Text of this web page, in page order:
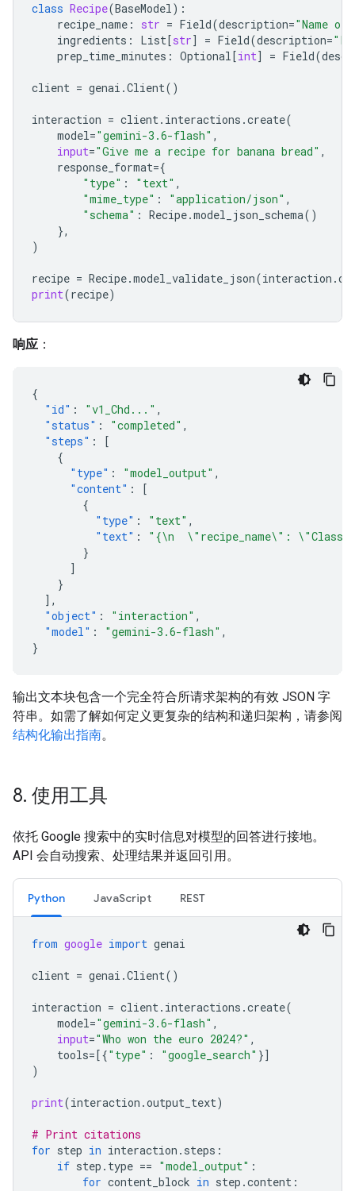
class Recipe(BaseModel):
recipe_name : str = Field(description="Name
ingredients : List[str] = Field(description=
prep_time_minutes : Optional[int] = Field(
client = genai .Client()
interaction = client. interactions .create(
model="gemini-3.6-flash" ,
input="Give me a recipe for banana bread" ,
response_format={
"type" : "text" ,
"mime_type" : "application/json" ,
"schema" : Recipe.model_json_schema()
},
)
recipe = Recipe.model_validate_json(interaction .
print(recipe)
响应 ：
{
"id" : "v1_Chd..." ,
"status" : "completed" ,
"steps" :
[
{
"type" : "model_output" ,
"content" :
[
{
"type" : "text" ,
"text" :
"{\n  \"recipe_name\":
}
]
}
],
"object" : "interaction" ,
"model" : "gemini-3.6-flash" ,
}
输出文本块包含一个完全符合所请求架构的有效 JSON 字
符串。如需了解如何定义更复杂的结构和递归架构，请参阅
结构化输出指南。
8. 使用工具
依托 Google 搜索中的实时信息对模型的回答进行接地。
API 会自动搜索、处理结果并返回引用。
Python JavaScript REST
from google import genai
client = genai .Client()
interaction = client. interactions .create(
model="gemini-3.6-flash" ,
input="Who won the euro 2024?" ,
tools=[{"type" : "google_search" }]
)
print(interaction .output_text)
# Print citations
for step in interaction . steps :
if step . type == "model_output" :
for content_block in step .content :